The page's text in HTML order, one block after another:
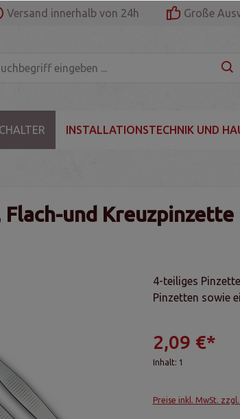
Versand innerhalb von 24h Große
INSTALLATIONSTECHNIK UND
und Kreuzpinzette
4-teiliges
Pinzetten sowie
2,09 €*
Inhalt: 1
Preise inkl. MwSt.